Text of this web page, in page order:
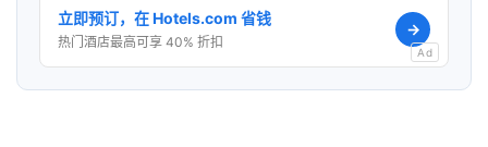
立即预订，在 Hotels.com 省钱
热门酒店最高可享 40% 折扣
→
Ad